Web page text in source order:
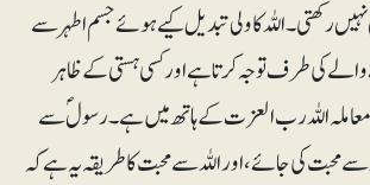
رکھتی۔ اللہ کا ولی تبدیل کیے ہوئے جسم اطہر سے
کی طرف توجہ کرتا ہے اور کسی ہستی کے ظاہر
اللہ رب العزت کے ہاتھ میں ہے۔ رسولؐ سے
سے محبت کی جائے، اور اللہ سے محبت کا طریقہ یہ ہے کہ